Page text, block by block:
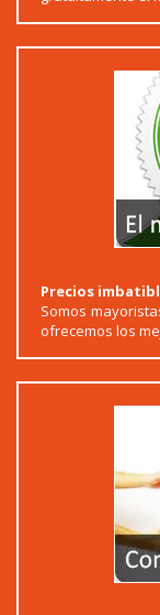
Precios
Somos
ofrecemos los